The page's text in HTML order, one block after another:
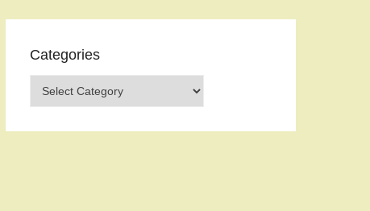
Categories